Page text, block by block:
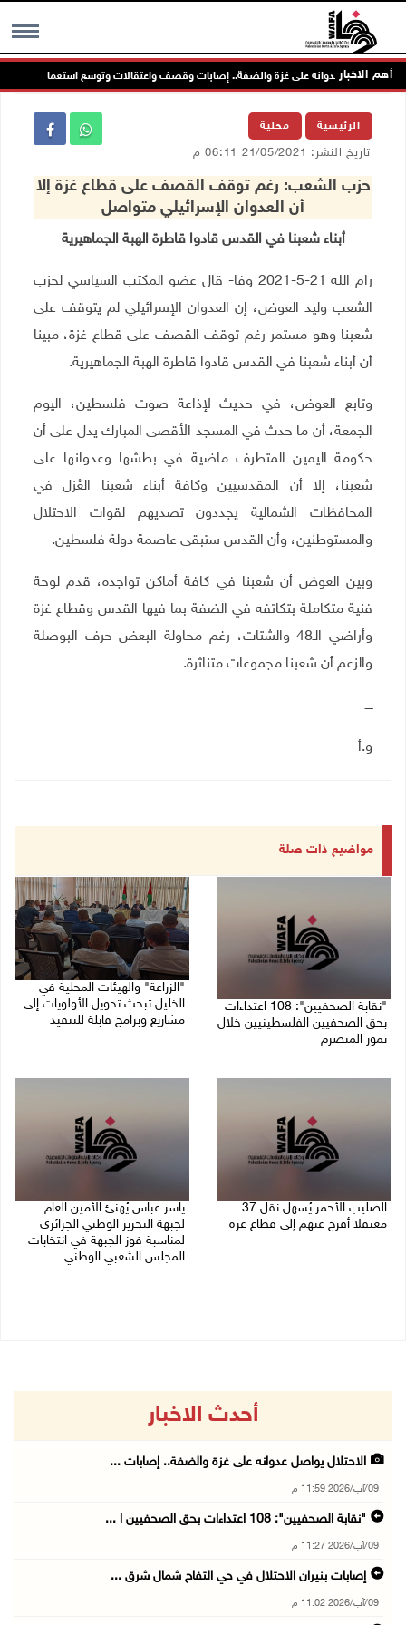
MENU أهم الاخبار
يواصل عدوانه على غزة والضفة.. إصابات وقصف واعتقالات وتوسع استعماري
الرئيسية محلية
تاريخ النشر: 21/05/2021 06:11 م
حزب الشعب: رغم توقف القصف على قطاع غزة إلا
أن العدوان الإسرائيلي متواصل
أبناء شعبنا في القدس قادوا قاطرة الهبة الجماهيرية
رام الله 21-5-2021 وفا-
قال عضو المكتب السياسي لحزب
الشعب وليد العوض، إن العدوان الإسرائيلي لم يتوقف على
شعبنا وهو مستمر رغم توقف القصف على قطاع غزة، مبينا
أن أبناء شعبنا في القدس قادوا قاطرة الهبة الجماهيرية.
وتابع العوض، في حديث لإذاعة صوت فلسطين، اليوم
الجمعة، أن ما حدث في المسجد الأقصى المبارك يدل على أن
حكومة اليمين المتطرف ماضية في بطشها وعدوانها على
شعبنا، إلا أن المقدسيين وكافة أبناء شعبنا العُزل في
المحافظات الشمالية يجددون تصديهم لقوات الاحتلال
والمستوطنين، وأن القدس ستبقى عاصمة دولة فلسطين.
وبين العوض أن شعبنا في كافة أماكن تواجده، قدم لوحة
فنية متكاملة بتكاتفه في الضفة بما فيها القدس وقطاع غزة
وأراضي الـ48 والشتات، رغم محاولة البعض حرف البوصلة
والزعم أن شعبنا مجموعات متناثرة.
ــــ
و.أ
مواضيع ذات صلة
"نقابة الصحفيين": 108 اعتداءات
بحق الصحفيين الفلسطينيين خلال
تموز المنصرم
"الزراعة" والهيئات المحلية في
الخليل تبحث تحويل الأولويات إلى
مشاريع وبرامج قابلة للتنفيذ
الصليب الأحمر يُسهل نقل 37
معتقلا أفرج عنهم إلى قطاع غزة
ياسر عباس يُهنئ الأمين العام
لجبهة التحرير الوطني الجزائري
لمناسبة فوز الجبهة في انتخابات
المجلس الشعبي الوطني
أحدث الاخبار
الاحتلال يواصل عدوانه على غزة والضفة.. إصابات ...
09/آب/2026 11:59 م
"نقابة الصحفيين": 108 اعتداءات بحق الصحفيين ا ...
09/آب/2026 11:27 م
إصابات بنيران الاحتلال في حي التفاح شمال شرق ...
09/آب/2026 11:02 م